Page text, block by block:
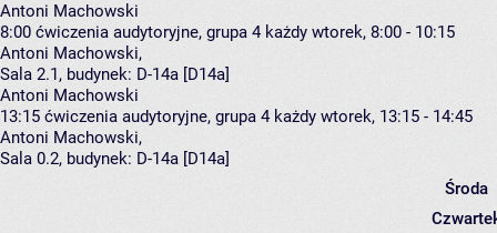
Antoni Machowski
8:00 ćwiczenia audytoryjne, grupa 4 każdy wtorek, 8:00 - 10:15
Antoni Machowski,
Sala 2.1, budynek: D-14a [D14a]
Antoni Machowski
13:15 ćwiczenia audytoryjne, grupa 4 każdy wtorek, 13:15 - 14:45
Antoni Machowski,
Sala 0.2, budynek: D-14a [D14a]
Środa